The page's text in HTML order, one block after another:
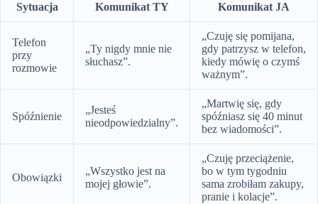
Sytuacja Komunikat TY Komunikat JA
Telefon
przy
rozmowie
„Ty nigdy mnie nie
słuchasz”.
„Czuję się pomijana,
gdy patrzysz w telefon,
kiedy mówię o czymś
ważnym”.
Spóźnienie
„Jesteś
nieodpowiedzialny”.
„Martwię się, gdy
spóźniasz się 40 minut
bez wiadomości”.
Obowiązki
„Wszystko jest na
mojej głowie”.
„Czuję przeciążenie,
bo w tym tygodniu
sama zrobiłam zakupy,
pranie i kolacje”.